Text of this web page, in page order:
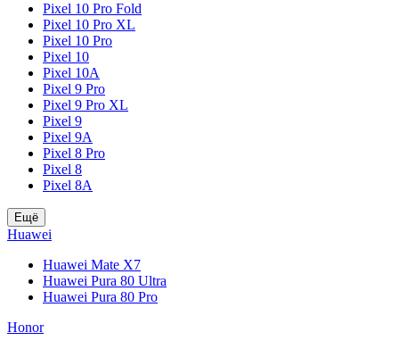
Pixel 10 Pro Fold
Pixel 10 Pro XL
Pixel 10 Pro
Pixel 10
Pixel 10A
Pixel 9 Pro
Pixel 9 Pro XL
Pixel 9
Pixel 9A
Pixel 8 Pro
Pixel 8
Pixel 8A
Ещё
Huawei
Huawei Mate X7
Huawei Pura 80 Ultra
Huawei Pura 80 Pro
Honor